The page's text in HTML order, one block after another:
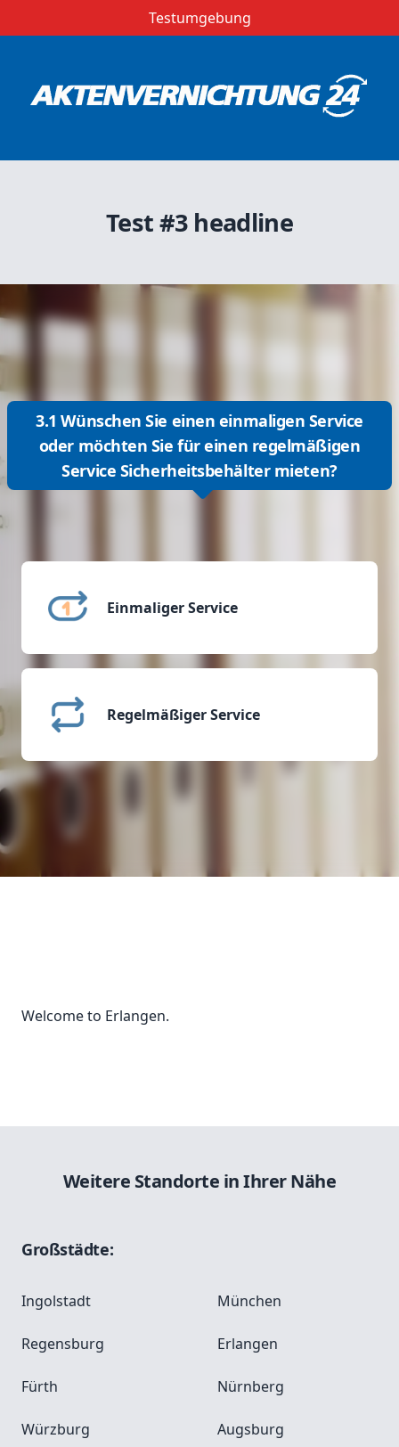
Testumgebung
Test #3 headline
3.1 Wünschen Sie einen einmaligen Service
oder möchten Sie für einen regelmäßigen
Service Sicherheitsbehälter mieten?
Einmaliger Service
Regelmäßiger Service
Welcome to Erlangen.
Weitere Standorte in Ihrer Nähe
Großstädte:
Ingolstadt München
Regensburg Erlangen
Fürth Nürnberg
Würzburg Augsburg